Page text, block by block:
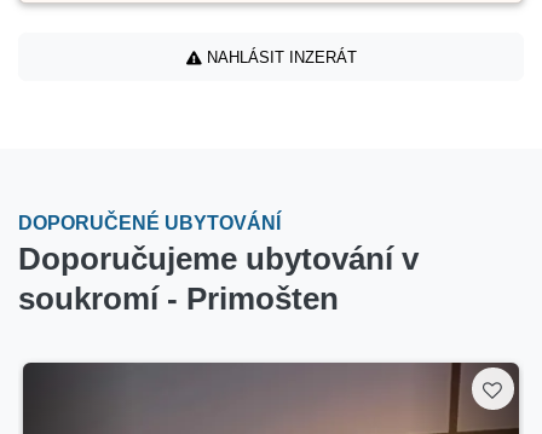
NAHLÁSIT INZERÁT
DOPORUČENÉ UBYTOVÁNÍ
Doporučujeme ubytování v
soukromí - Primošten